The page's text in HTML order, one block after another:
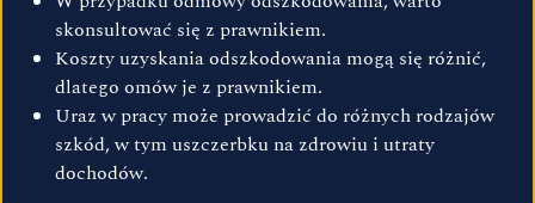
skonsultować się z prawnikiem.
Koszty uzyskania odszkodowania mogą się różnić,
dlatego omów je z prawnikiem.
Uraz w pracy może prowadzić do różnych rodzajów
szkód, w tym uszczerbku na zdrowiu i utraty
dochodów.